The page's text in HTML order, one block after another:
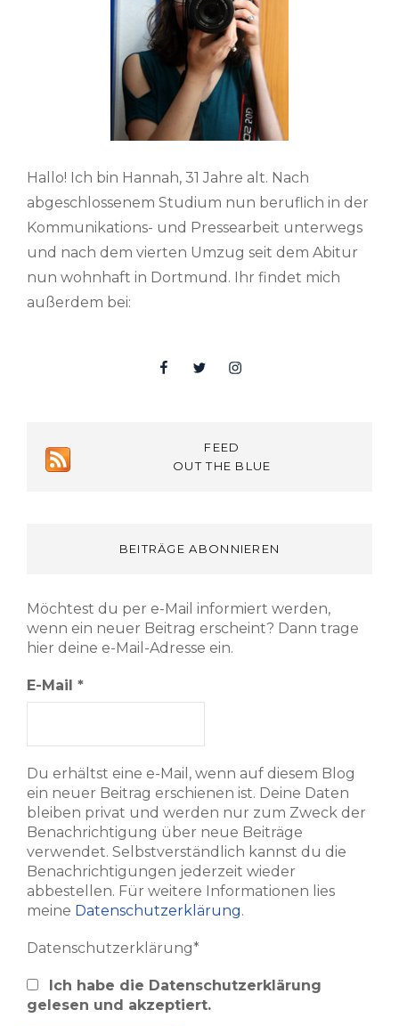
Hallo! Ich bin Hannah, 31 Jahre alt. Nach
abgeschlossenem Studium nun beruflich in der
Kommunikations- und Pressearbeit unterwegs
und nach dem vierten Umzug seit dem Abitur
nun wohnhaft in Dortmund. Ihr findet mich
außerdem bei:
FacebookTwitterInsta
FEED
OUT THE BLUE
BEITRÄGE ABONNIEREN
Möchtest du per e-Mail informiert werden,
wenn ein neuer Beitrag erscheint? Dann trage
hier deine e-Mail-Adresse ein.
E-Mail *
Du erhältst eine e-Mail, wenn auf diesem Blog
ein neuer Beitrag erschienen ist. Deine Daten
bleiben privat und werden nur zum Zweck der
Benachrichtigung über neue Beiträge
verwendet. Selbstverständlich kannst du die
Benachrichtigungen jederzeit wieder
abbestellen. Für weitere Informationen lies
meine Datenschutzerklärung.
Datenschutzerklärung*
Ich habe die Datenschutzerklärung
gelesen und akzeptiert.